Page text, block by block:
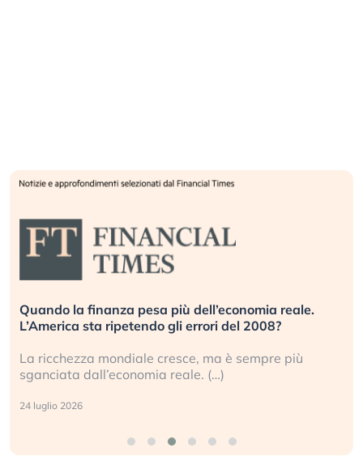
Quando la finanza pesa più dell’economia reale.
L’America sta ripetendo gli errori del 2008?
La ricchezza mondiale cresce, ma è sempre più
sganciata dall’economia reale. (…)
24 luglio 2026